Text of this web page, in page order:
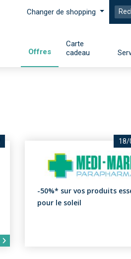
Changer de shopping
Offres
Carte
cadeau
18/
-50%* sur vos produits
pour le soleil